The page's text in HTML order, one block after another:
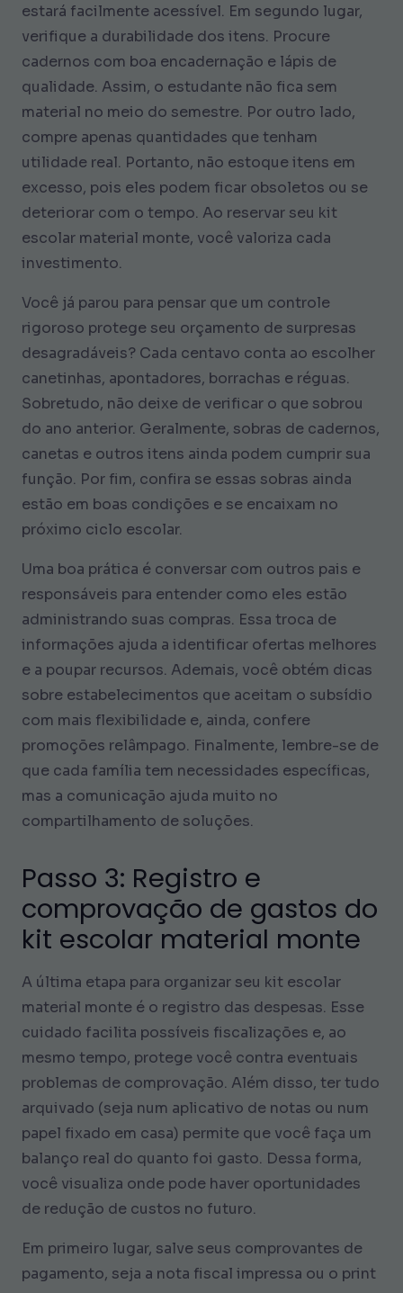
estará facilmente acessível. Em segundo lugar,
verifique a durabilidade dos itens. Procure
cadernos com boa encadernação e lápis de
qualidade. Assim, o estudante não fica sem
material no meio do semestre. Por outro lado,
compre apenas quantidades que tenham
utilidade real. Portanto, não estoque itens em
excesso, pois eles podem ficar obsoletos ou se
deteriorar com o tempo. Ao reservar seu kit
escolar material monte, você valoriza cada
investimento.
Você já parou para pensar que um controle
rigoroso protege seu orçamento de surpresas
desagradáveis? Cada centavo conta ao escolher
canetinhas, apontadores, borrachas e réguas.
Sobretudo, não deixe de verificar o que sobrou
do ano anterior. Geralmente, sobras de cadernos,
canetas e outros itens ainda podem cumprir sua
função. Por fim, confira se essas sobras ainda
estão em boas condições e se encaixam no
próximo ciclo escolar.
Uma boa prática é conversar com outros pais e
responsáveis para entender como eles estão
administrando suas compras. Essa troca de
informações ajuda a identificar ofertas melhores
e a poupar recursos. Ademais, você obtém dicas
sobre estabelecimentos que aceitam o subsídio
com mais flexibilidade e, ainda, confere
promoções relâmpago. Finalmente, lembre-se de
que cada família tem necessidades específicas,
mas a comunicação ajuda muito no
compartilhamento de soluções.
Passo 3: Registro e
comprovação de gastos do
kit escolar material monte
A última etapa para organizar seu kit escolar
material monte é o registro das despesas. Esse
cuidado facilita possíveis fiscalizações e, ao
mesmo tempo, protege você contra eventuais
problemas de comprovação. Além disso, ter tudo
arquivado (seja num aplicativo de notas ou num
papel fixado em casa) permite que você faça um
balanço real do quanto foi gasto. Dessa forma,
você visualiza onde pode haver oportunidades
de redução de custos no futuro.
Em primeiro lugar, salve seus comprovantes de
pagamento, seja a nota fiscal impressa ou o print